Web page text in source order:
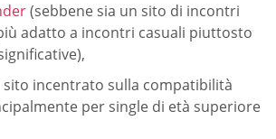
(sebbene sia un sito di incontri
adatto a incontri casuali piuttosto
sito incentrato sulla compatibilità
per single di età superiore